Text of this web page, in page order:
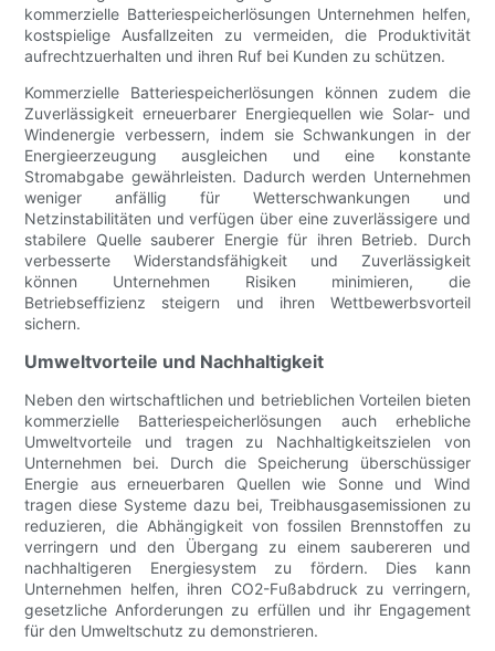
kommerzielle Batteriespeicherlösungen Unternehmen helfen,
kostspielige Ausfallzeiten zu vermeiden, die Produktivität
aufrechtzuerhalten und ihren Ruf bei Kunden zu schützen.
Kommerzielle Batteriespeicherlösungen können zudem die
Zuverlässigkeit erneuerbarer Energiequellen wie Solar- und
Windenergie verbessern, indem sie Schwankungen in der
Energieerzeugung ausgleichen und eine konstante
Stromabgabe gewährleisten. Dadurch werden Unternehmen
weniger anfällig für Wetterschwankungen und
Netzinstabilitäten und verfügen über eine zuverlässigere und
stabilere Quelle sauberer Energie für ihren Betrieb. Durch
verbesserte Widerstandsfähigkeit und Zuverlässigkeit
können Unternehmen Risiken minimieren, die
Betriebseffizienz steigern und ihren Wettbewerbsvorteil
sichern.
Umweltvorteile und Nachhaltigkeit
Neben den wirtschaftlichen und betrieblichen Vorteilen bieten
kommerzielle Batteriespeicherlösungen auch erhebliche
Umweltvorteile und tragen zu Nachhaltigkeitszielen von
Unternehmen bei. Durch die Speicherung überschüssiger
Energie aus erneuerbaren Quellen wie Sonne und Wind
tragen diese Systeme dazu bei, Treibhausgasemissionen zu
reduzieren, die Abhängigkeit von fossilen Brennstoffen zu
verringern und den Übergang zu einem saubereren und
nachhaltigeren Energiesystem zu fördern. Dies kann
Unternehmen helfen, ihren CO2-Fußabdruck zu verringern,
gesetzliche Anforderungen zu erfüllen und ihr Engagement
für den Umweltschutz zu demonstrieren.